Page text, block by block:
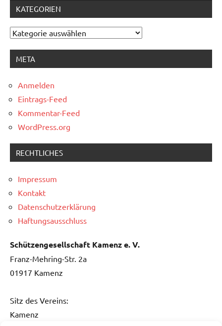
KATEGORIEN
Kategorien
META
Anmelden
Eintrags-Feed
Kommentar-Feed
WordPress.org
RECHTLICHES
Impressum
Kontakt
Datenschutzerklärung
Haftungsausschluss
Schützengesellschaft Kamenz e. V.
Franz-Mehring-Str. 2a
01917 Kamenz
Sitz des Vereins:
Kamenz